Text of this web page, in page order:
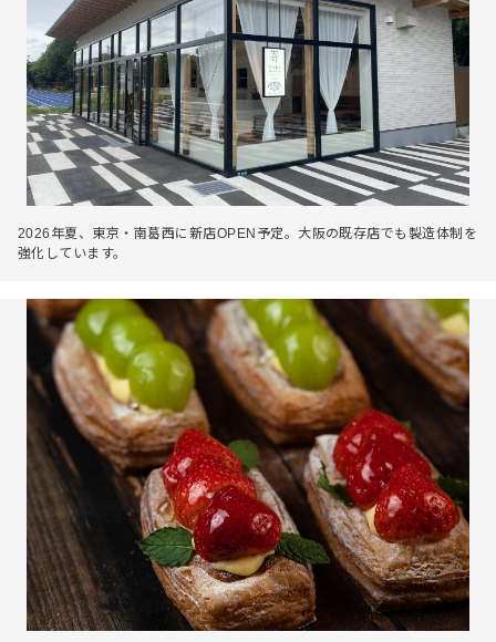
2026年夏、東京・南葛西に新店OPEN予定。大阪の既存店でも製造体制を
強化しています。